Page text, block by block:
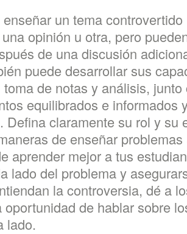
un tema
opinión u otra, pero
de una discusión
puede desarrollar sus
de notas y análisis,
equilibrados e informados
Defina claramente su rol y su
de enseñar
aprender mejor a tus
lado del problema y
la controversia, dé a
oportunidad de hablar sobre
lado.